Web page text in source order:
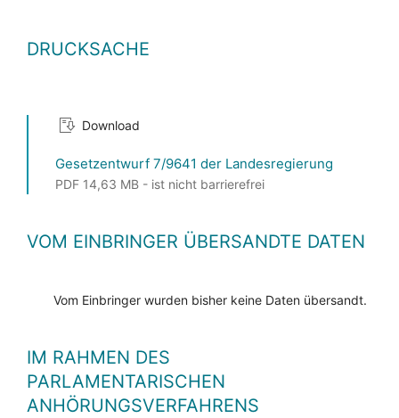
DRUCKSACHE
Download
Gesetzentwurf 7/9641 der Landesregierung
PDF 14,63 MB - ist nicht barrierefrei
VOM EINBRINGER ÜBERSANDTE DATEN
Vom Einbringer wurden bisher keine Daten übersandt.
IM RAHMEN DES
PARLAMENTARISCHEN
ANHÖRUNGSVERFAHRENS